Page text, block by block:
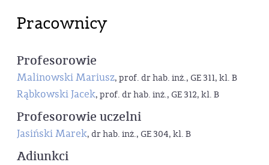
Pracownicy
Profesorowie
Malinowski Mariusz, prof. dr hab. inż., GE 311, kl. B
Rąbkowski Jacek, prof. dr hab. inż., GE 312, kl. B
Profesorowie uczelni
Jasiński Marek, dr hab. inż., GE 304, kl. B
Adiunkci